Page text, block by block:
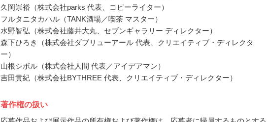
久岡崇裕（株式会社parks 代表、コピーライター）
フルタニタカハル（TANK酒場／喫茶 マスター）
水野智弘（株式会社藤井大丸、セブンギャラリー ディレクター）
森下ひろき（株式会社ダブリューアール 代表、クリエイティブ・ディレクタ
ー）
山根シボル（株式会社人間 代表／アイデアマン）
吉田貴紀（株式会社BYTHREE 代表、クリエイティブ・ディレクター）
著作権の扱い